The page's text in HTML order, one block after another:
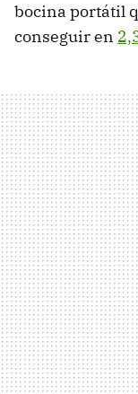
bocina portátil
conseguir en